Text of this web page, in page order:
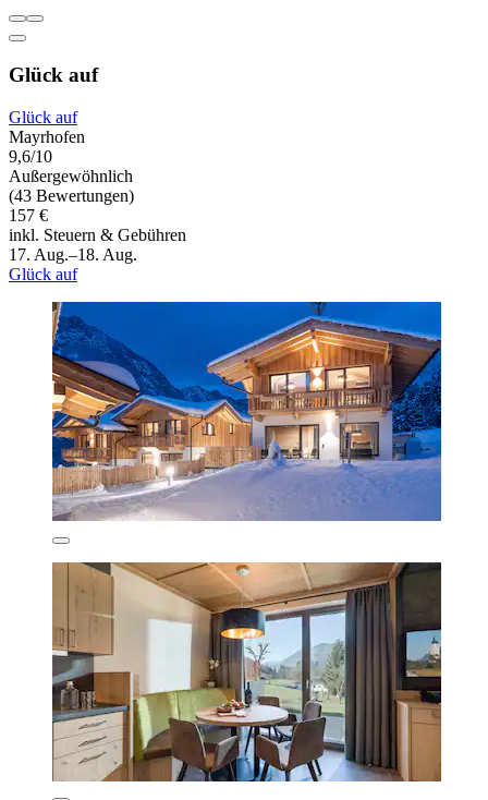
Glück auf
Glück auf
Mayrhofen
9,6/10
Außergewöhnlich
(43 Bewertungen)
157 €
inkl. Steuern & Gebühren
17. Aug.–18. Aug.
Glück auf